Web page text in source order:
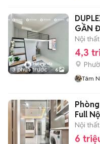
3 phút trước 6
GẦN
Nội
4,3
Tâm
Full
Nội
6